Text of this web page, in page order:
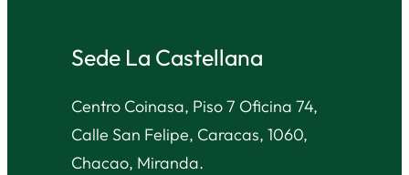
Sede La Castellana
Centro Coinasa, Piso 7 Oficina 74,
Calle San Felipe, Caracas, 1060,
Chacao, Miranda.